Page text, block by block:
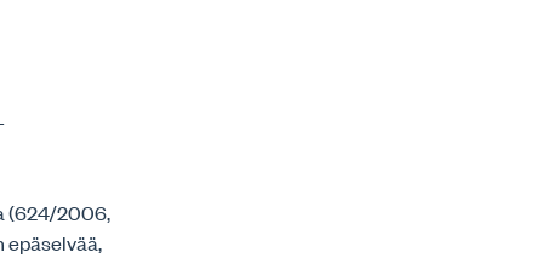
(624/2006,
epäselvää,